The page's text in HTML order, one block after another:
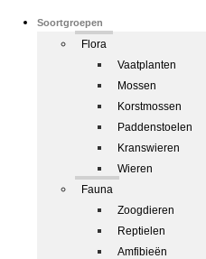
Soortgroepen
Flora
Vaatplanten
Mossen
Korstmossen
Paddenstoelen
Kranswieren
Wieren
Fauna
Zoogdieren
Reptielen
Amfibieën